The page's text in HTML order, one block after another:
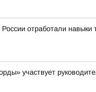
отработали навыки
участвует